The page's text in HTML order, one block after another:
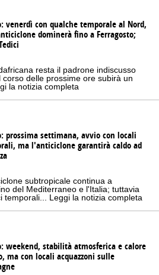
venerdì con qualche temporale al Nord,
dominerà fino a Ferragosto;
resta il padrone indiscusso
delle prossime ore subirà un
la notizia completa
prossima settimana, avvio con locali
ma l'anticiclone garantirà caldo ad
subtropicale continua a
del Mediterraneo e l'Italia; tuttavia
temporali... Leggi la notizia completa
weekend, stabilità atmosferica e calore
ma con locali acquazzoni sulle